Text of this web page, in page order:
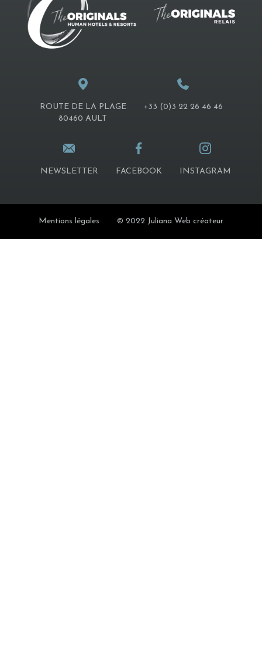
ROUTE DE LA PLAGE
80460 AULT
+33 (0)3 22 26 46 46
NEWSLETTER FACEBOOK INSTAGRAM
Mentions légales © 2022 Juliana Web créateur